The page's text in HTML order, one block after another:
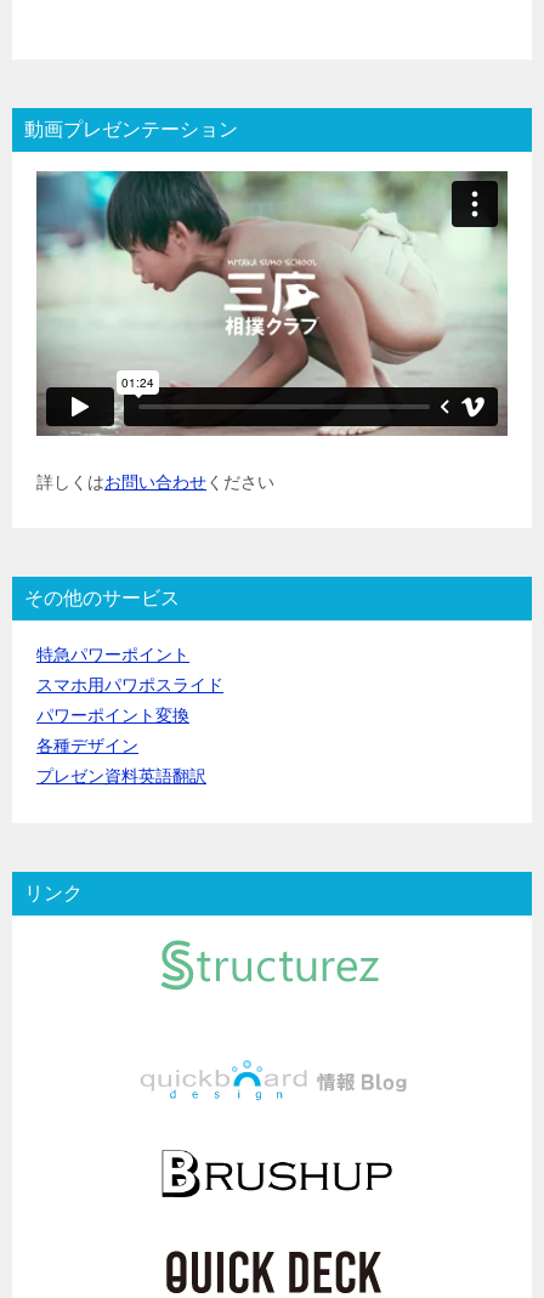
動画プレゼンテーション
詳しくはお問い合わせください
その他のサービス
特急パワーポイント
スマホ用パワポスライド
パワーポイント変換
各種デザイン
プレゼン資料英語翻訳
リンク